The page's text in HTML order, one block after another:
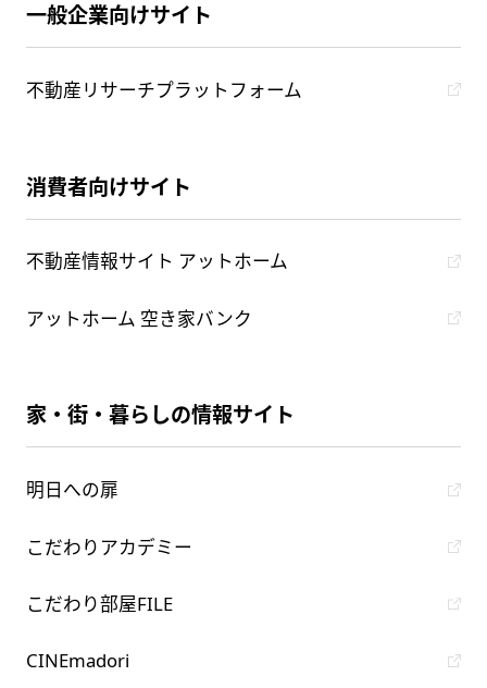
一般企業向けサイト
不動産リサーチプラットフォーム
消費者向けサイト
不動産情報サイト アットホーム
アットホーム 空き家バンク
家・街・暮らしの情報サイト
明日への扉
こだわりアカデミー
こだわり部屋FILE
CINEmadori